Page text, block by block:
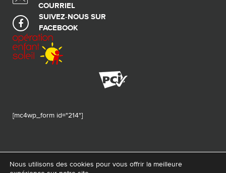
COURRIEL
SUIVEZ-NOUS SUR
FACEBOOK
[mc4wp_form id="214"]
Nous utilisons des cookies pour vous offrir la meilleure